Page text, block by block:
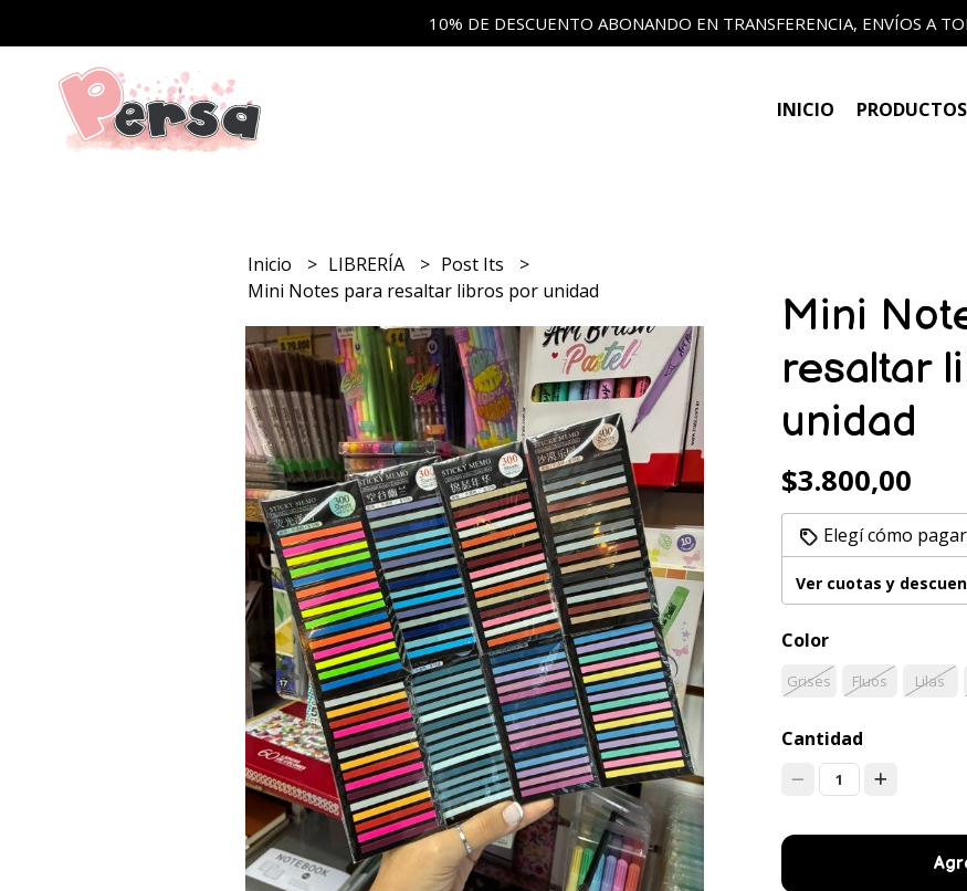
10% DE DESCUENTO ABONANDO EN TRANSFERENCIA, ENVÍOS A
INICIO PRODUCTOS
Inicio LIBRERÍA
Post Its
Mini Notes para resaltar libros por unidad
Mini
resaltar
unidad
$3.800,00
Elegí cómo
Ver cuotas y
Color
Grises Fluos Lilas
Cantidad
1